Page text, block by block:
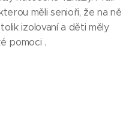
měli senioři, že na ně
izolovaní a děti měly
pomoci .